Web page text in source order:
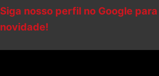
Siga nosso perfil no Google
novidade!